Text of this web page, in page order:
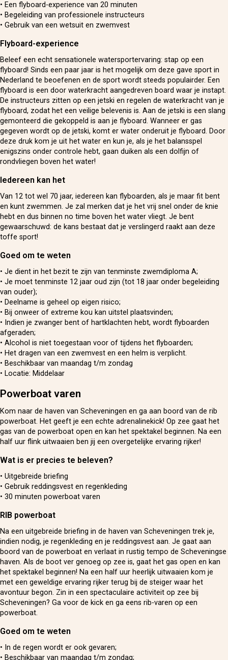
• Een flyboard-experience van 20 minuten
• Begeleiding van professionele instructeurs
• Gebruik van een wetsuit en zwemvest
Flyboard-experience
Beleef een echt sensationele watersportervaring: stap op een
flyboard! Sinds een paar jaar is het mogelijk om deze gave sport in
Nederland te beoefenen en de sport wordt steeds populairder. Een
flyboard is een door waterkracht aangedreven board waar je instapt.
De instructeurs zitten op een jetski en regelen de waterkracht van je
flyboard, zodat het een veilige belevenis is. Aan de jetski is een slang
gemonteerd die gekoppeld is aan je flyboard. Wanneer er gas
gegeven wordt op de jetski, komt er water onderuit je flyboard. Door
deze druk kom je uit het water en kun je, als je het balansspel
enigszins onder controle hebt, gaan duiken als een dolfijn of
rondvliegen boven het water!
Iedereen kan het
Van 12 tot wel 70 jaar, iedereen kan flyboarden, als je maar fit bent
en kunt zwemmen. Je zal merken dat je het vrij snel onder de knie
hebt en dus binnen no time boven het water vliegt. Je bent
gewaarschuwd: de kans bestaat dat je verslingerd raakt aan deze
toffe sport!
Goed om te weten
• Je dient in het bezit te zijn van tenminste zwemdiploma A;
• Je moet tenminste 12 jaar oud zijn (tot 18 jaar onder begeleiding
van ouder);
• Deelname is geheel op eigen risico;
• Bij onweer of extreme kou kan uitstel plaatsvinden;
• Indien je zwanger bent of hartklachten hebt, wordt flyboarden
afgeraden;
• Alcohol is niet toegestaan voor of tijdens het flyboarden;
• Het dragen van een zwemvest en een helm is verplicht.
• Beschikbaar van maandag t/m zondag
• Locatie: Middelaar
Powerboat varen
Kom naar de haven van Scheveningen en ga aan boord van de rib
powerboat. Het geeft je een echte adrenalinekick! Op zee gaat het
gas van de powerboat open en kan het spektakel beginnen. Na een
half uur flink uitwaaien ben jij een overgetelijke ervaring rijker!
Wat is er precies te beleven?
• Uitgebreide briefing
• Gebruik reddingsvest en regenkleding
• 30 minuten powerboat varen
RIB powerboat
Na een uitgebreide briefing in de haven van Scheveningen trek je,
indien nodig, je regenkleding en je reddingsvest aan. Je gaat aan
boord van de powerboat en verlaat in rustig tempo de Scheveningse
haven. Als de boot ver genoeg op zee is, gaat het gas open en kan
het spektakel beginnen! Na een half uur heerlijk uitwaaien kom je
met een geweldige ervaring rijker terug bij de steiger waar het
avontuur begon. Zin in een spectaculaire activiteit op zee bij
Scheveningen? Ga voor de kick en ga eens rib-varen op een
powerboat.
Goed om te weten
• In de regen wordt er ook gevaren;
• Beschikbaar van maandag t/m zondag;